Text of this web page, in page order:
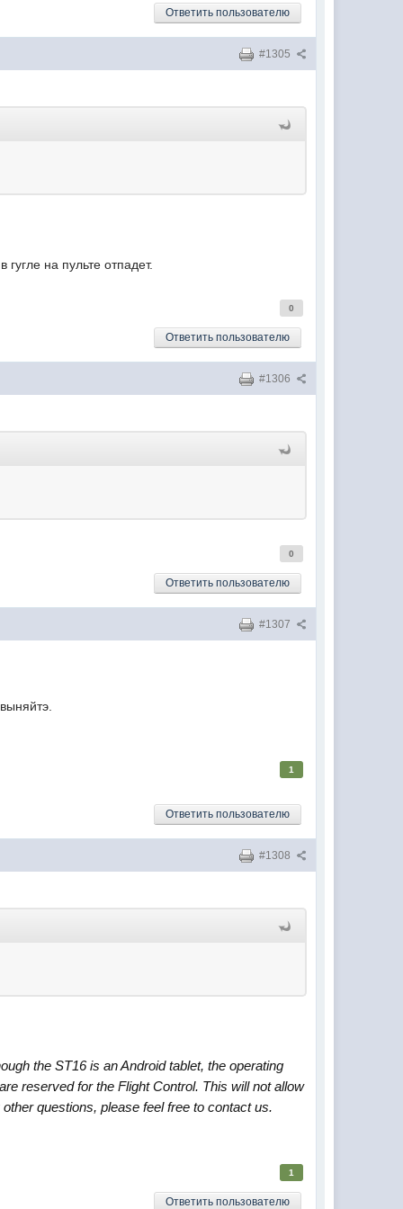
Ответить пользователю
#1305
на пульте отпадет.
0
Ответить пользователю
#1306
0
Ответить пользователю
#1307
1
Ответить пользователю
#1308
the ST16 is an Android tablet, the operating
reserved for the Flight Control. This will not allow
questions, please feel free to contact us.
1
Ответить пользователю